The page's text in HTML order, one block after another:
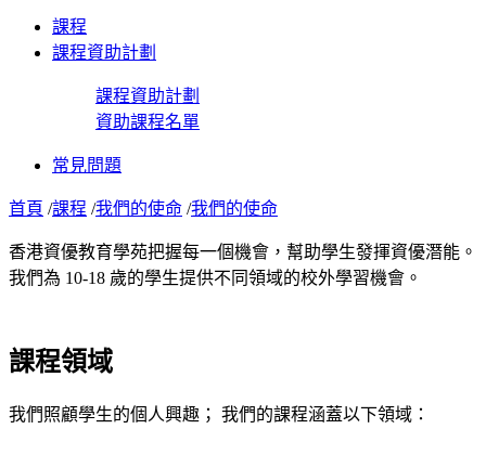
課程
課程資助計劃
課程資助計劃
資助課程名單
常見問題
首頁 /課程 /我們的使命 /我們的使命
香港資優教育學苑把握每一個機會，幫助學生發揮資優潛能。
我們為 10-18 歲的學生提供不同領域的校外學習機會。
課程領域
我們照顧學生的個人興趣； 我們的課程涵蓋以下領域：